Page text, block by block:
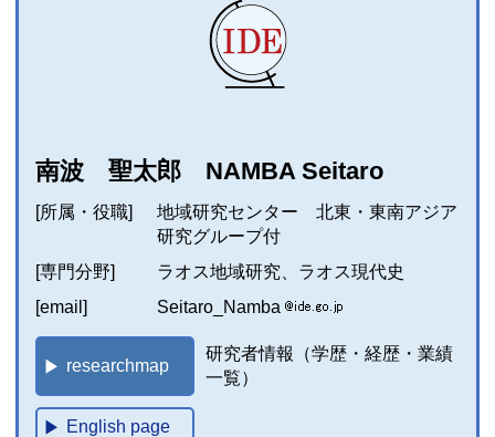
南波 聖太郎 NAMBA Seitaro
[所属・役職]
地域研究センター 北東・東南アジア
研究グループ付
[専門分野]
ラオス地域研究、ラオス現代史
[email]
Seitaro_Namba
researchmap
研究者情報（学歴・経歴・業績
一覧）
English page